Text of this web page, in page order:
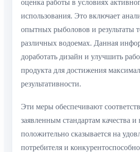
оценка работы в условиях
использования. Это включает
опытных рыболовов и результаты
различных водоемах. Данная
доработать дизайн и улучшить
продукта для достижения
результативности.
Эти меры обеспечивают
заявленным стандартам качества
положительно сказывается на
потребителя и